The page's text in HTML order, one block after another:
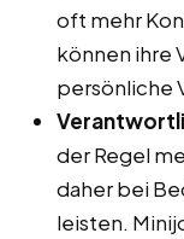
oft mehr
können ihre
persönliche
der Regel
daher bei
leisten.